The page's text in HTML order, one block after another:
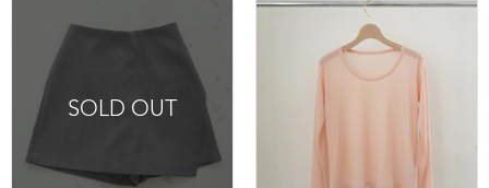
SOLD OUT